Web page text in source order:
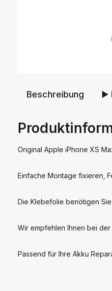
Beschreibung ▶️
Original Apple iPhone XS
Einfache Montage fixieren,
Die Klebefolie benötigen
Wir empfehlen Ihnen bei
Passend für Ihre Akku